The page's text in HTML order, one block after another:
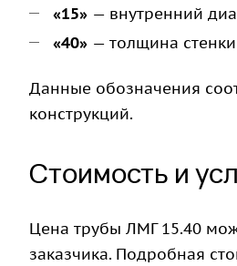
«15» — внутренний
«40» — толщина
Данные обозначения
конструкций.
Стоимость и
Цена трубы ЛМГ 15.40
заказчика. Подробная